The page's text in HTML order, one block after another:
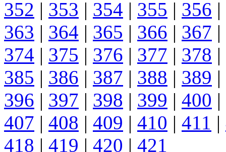
352 | 353 | 354 | 355 | 356 |
363 | 364 | 365 | 366 | 367 |
374 | 375 | 376 | 377 | 378 |
385 | 386 | 387 | 388 | 389 |
396 | 397 | 398 | 399 | 400 |
407 | 408 | 409 | 410 | 411 |
418 | 419 | 420 | 421